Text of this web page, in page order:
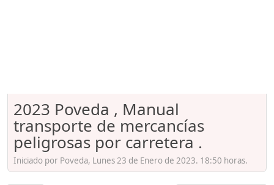
2023 Poveda , Manual
transporte de mercancías
peligrosas por carretera .
Iniciado por Poveda, Lunes 23 de Enero de 2023. 18:50 horas.